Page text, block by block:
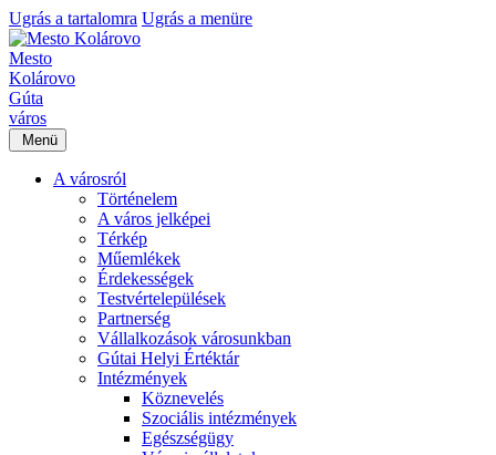
Ugrás a tartalomra Ugrás a menüre
Mesto
Kolárovo
Gúta
város
Menü
A városról
Történelem
A város jelképei
Térkép
Műemlékek
Érdekességek
Testvértelepülések
Partnerség
Vállalkozások városunkban
Gútai Helyi Értéktár
Intézmények
Köznevelés
Szociális intézmények
Egészségügy